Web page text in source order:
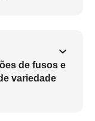
de fusos e
variedade